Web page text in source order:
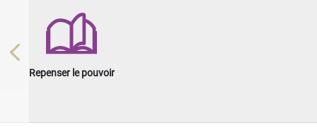
Repenser le pouvoir
Previous